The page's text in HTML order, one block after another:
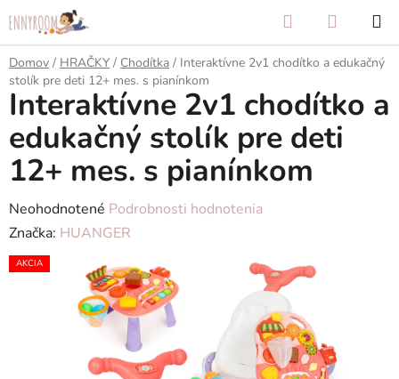
na
obsah
Hľadať
KOŠÍK
Domov / HRAČKY / Chodítka / Interaktívne 2v1 chodítko a edukačný
stolík pre deti 12+ mes. s pianínkom
Interaktívne 2v1 chodítko a
edukačný stolík pre deti
12+ mes. s pianínkom
Priemerné
hodnotenie
produktu
Neohodnotené Podrobnosti hodnotenia
Značka: HUANGER
AKCIA